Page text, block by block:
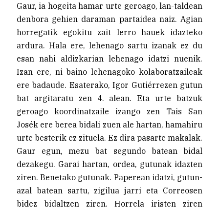
Gaur, ia hogeita hamar urte geroago, lan-taldean
denbora gehien daraman partaidea naiz. Agian
horregatik egokitu zait lerro hauek idazteko
ardura. Hala ere, lehenago sartu izanak ez du
esan nahi aldizkarian lehenago idatzi nuenik.
Izan ere, ni baino lehenagoko kolaboratzaileak
ere badaude. Esaterako, Igor Gutiérrezen gutun
bat argitaratu zen 4. alean. Eta urte batzuk
geroago koordinatzaile izango zen Tais San
Josék ere berea bidali zuen ale hartan, hamahiru
urte besterik ez zituela. Ez dira pasarte makalak.
Gaur egun, mezu bat segundo batean bidal
dezakegu. Garai hartan, ordea, gutunak idazten
ziren. Benetako gutunak. Paperean idatzi, gutun-
azal batean sartu, zigilua jarri eta Correosen
bidez bidaltzen ziren. Horrela iristen ziren